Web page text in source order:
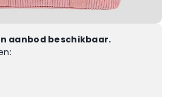
aanbod beschikbaar.